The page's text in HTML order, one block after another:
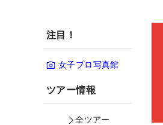
注目！
女子プロ写真館
ツアー情報
全ツアー